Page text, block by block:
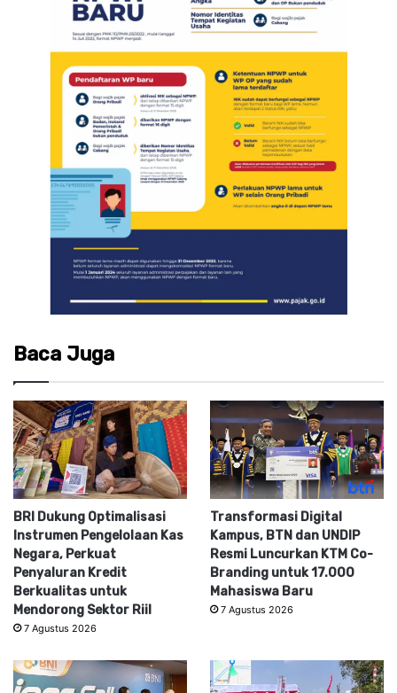
Baca Juga
BRI Dukung Optimalisasi
Instrumen Pengelolaan Kas
Negara, Perkuat
Penyaluran Kredit
Berkualitas untuk
Mendorong Sektor Riil
7 Agustus 2026
Transformasi Digital
Kampus, BTN dan UNDIP
Resmi Luncurkan KTM Co-
Branding untuk 17.000
Mahasiswa Baru
7 Agustus 2026